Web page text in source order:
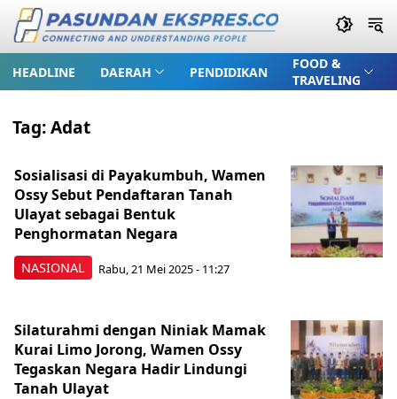
HEADLINE DAERAH PENDIDIKAN
FOOD &
TRAVELING
Tag:Adat
NASIONAL
Sosialisasi di Payakumbuh, Wamen
Ossy Sebut Pendaftaran Tanah
Ulayat sebagai Bentuk
Penghormatan Negara
Rabu, 21 Mei 2025 - 11:27
Silaturahmi dengan Niniak Mamak
Kurai Limo Jorong, Wamen Ossy
Tegaskan Negara Hadir Lindungi
Tanah Ulayat